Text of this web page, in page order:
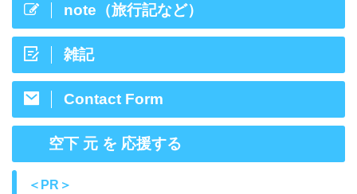
note（旅行記など）
雑記
Contact Form
空下 元 を 応援する
＜PR＞